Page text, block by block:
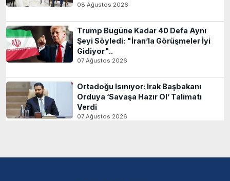
08 Ağustos 2026
Trump Bugüne Kadar 40 Defa Aynı
Şeyi Söyledi: "İran’la Görüşmeler İyi
Gidiyor"..
07 Ağustos 2026
Ortadoğu Isınıyor: Irak Başbakanı
Orduya ‘Savaşa Hazır Ol’ Talimatı
Verdi
07 Ağustos 2026